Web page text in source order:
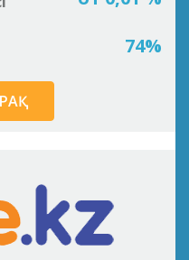
74%